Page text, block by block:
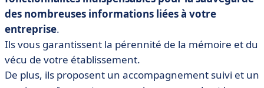
des nombreuses informations liées à votre
entreprise.
Ils vous garantissent la pérennité de la mémoire et du
vécu de votre établissement.
De plus, ils proposent un accompagnement suivi et un